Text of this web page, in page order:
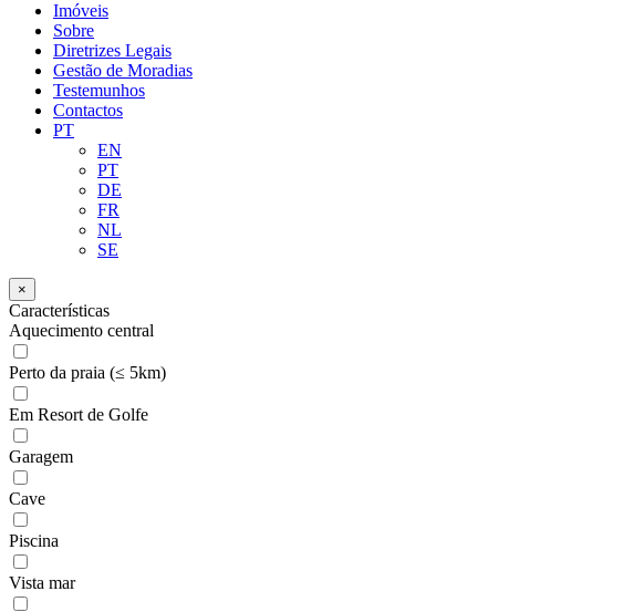
Imóveis
Sobre
Diretrizes Legais
Gestão de Moradias
Testemunhos
Contactos
PT
EN
PT
DE
FR
NL
SE
×
Características
Aquecimento central
Perto da praia (≤ 5km)
Em Resort de Golfe
Garagem
Cave
Piscina
Vista mar